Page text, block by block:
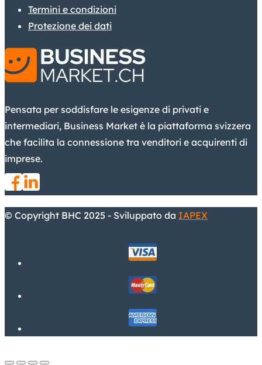
Termini e condizioni
Protezione dei dati
Pensata per soddisfare le esigenze di privati e
intermediari, Business Market è la piattaforma svizzera
che facilita la connessione tra venditori e acquirenti di
imprese.
© Copyright BHC 2025 - Sviluppato da IAPEX